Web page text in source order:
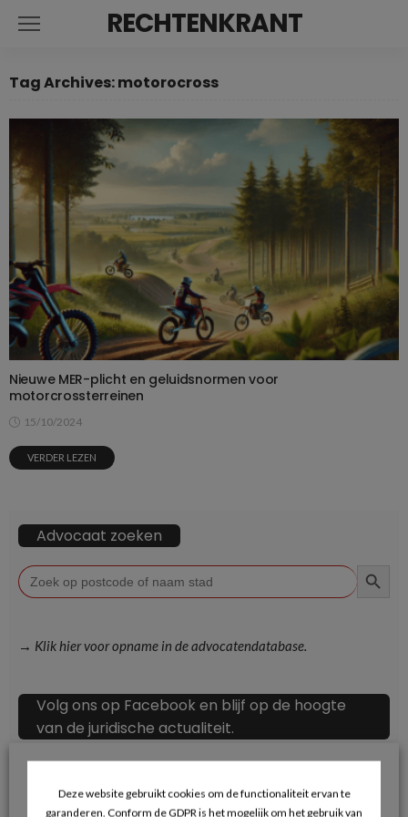
RECHTENKRANT
Tag Archives: motorocross
Nieuwe MER-plicht en geluidsnormen voor
motorcrossterreinen
15/10/2024
VERDER LEZEN
Advocaat zoeken
Zoek
naar:
→ Klik hier voor opname in de advocatendatabase.
Volg ons op Facebook en blijf op de hoogte
van de juridische actualiteit.
Deze website gebruikt cookies om de functionaliteit ervan te
garanderen. Conform de GDPR is het mogelijk om het gebruik van